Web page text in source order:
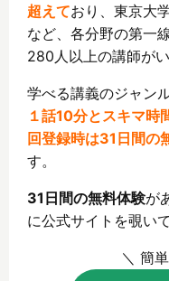
超えており、東京大
など、各分野の第一
280人以上の講師がい
学べる講義のジャン
１話10分とスキマ時
回登録時は31日間の
す。
31日間の無料体験が
に公式サイトを覗い
＼ 簡